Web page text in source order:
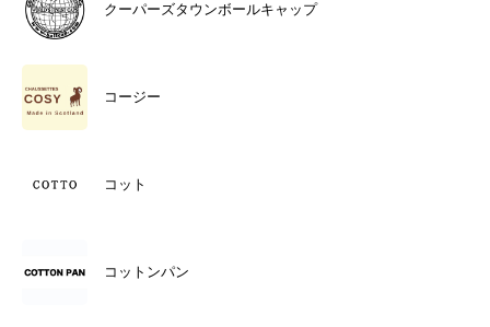
クーパーズタウンボールキャップ
コージー
コット
コットンパン